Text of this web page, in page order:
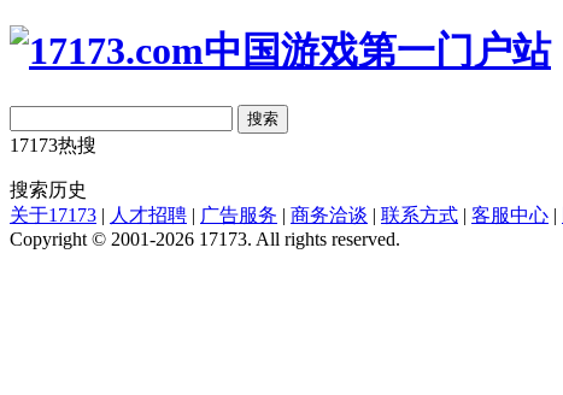
搜索
17173热搜
搜索历史
关于17173 | 人才招聘 | 广告服务 | 商务洽谈 | 联系方式 | 客服中心 |
Copyright © 2001-2026 17173. All rights reserved.